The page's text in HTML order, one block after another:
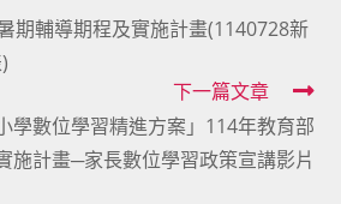
期輔導期程及實施計畫(1140728新
下一篇文章
學數位學習精進方案」114年教育部
施計畫─家長數位學習政策宣講影片